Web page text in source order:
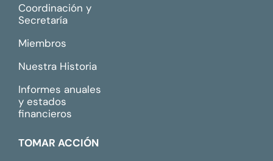
Coordinación y
Secretaría
Miembros
Nuestra Historia
Informes anuales
y estados
financieros
TOMAR ACCIÓN